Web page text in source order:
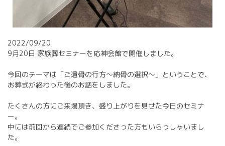
2022/09/20
9月20日 家族葬セミナーを応神会館で開催しました。
今回のテーマは「ご遺骨の行方〜納骨の選択〜」ということで、
お葬式が終わった後のお話をしました。
たくさんの方にご来場頂き、盛り上がりを見せた今日のセミナ
ー。
中には前回から連続でご参加くださった方もいらっしゃいまし
た。